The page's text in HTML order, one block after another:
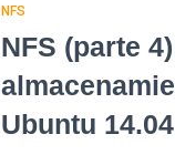
NFS
NFS (parte
Ubuntu